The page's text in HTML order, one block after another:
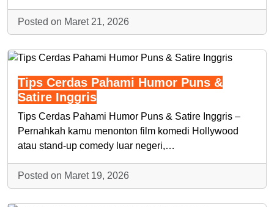
Posted on Maret 21, 2026
Tips Cerdas Pahami Humor Puns &
Satire Inggris
Tips Cerdas Pahami Humor Puns & Satire Inggris –
Pernahkah kamu menonton film komedi Hollywood
atau stand-up comedy luar negeri,…
Posted on Maret 19, 2026